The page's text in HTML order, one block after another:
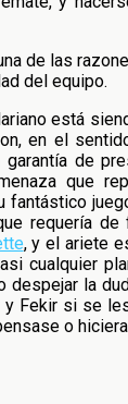
de las
del equipo.
está
en el
garantía de
que
fantástico
requería
, y el ariete
cualquier
despejar la
y Fekir si se
o